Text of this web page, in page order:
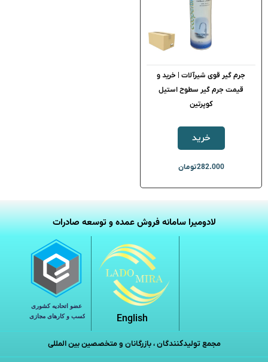
جرم گیر قوی شیرآلات | خرید و
قیمت جرم گیر سطوح استیل
کوپرتین
خرید
282.000تومان
لادومیرا سامانه فروش عمده و توسعه صادرات
English
مجمع تولیدکنندگان ، بازرگانان و متخصصین بین المللی